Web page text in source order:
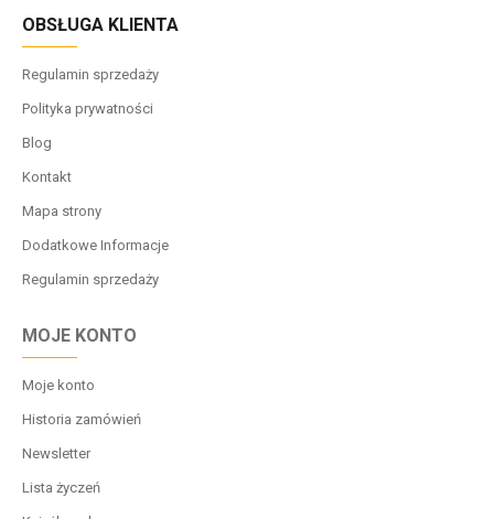
OBSŁUGA KLIENTA
Regulamin sprzedaży
Polityka prywatności
Blog
Kontakt
Mapa strony
Dodatkowe Informacje
Regulamin sprzedaży
MOJE KONTO
Moje konto
Historia zamówień
Newsletter
Lista życzeń